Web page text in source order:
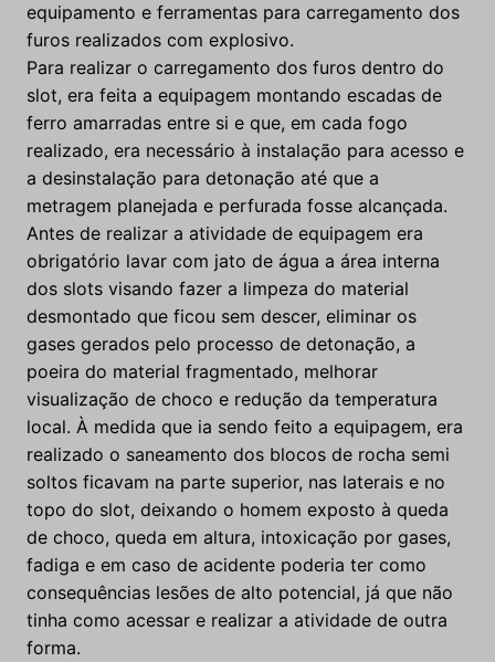
equipamento e ferramentas para carregamento dos
furos realizados com explosivo.
Para realizar o carregamento dos furos dentro do
slot, era feita a equipagem montando escadas de
ferro amarradas entre si e que, em cada fogo
realizado, era necessário à instalação para acesso e
a desinstalação para detonação até que a
metragem planejada e perfurada fosse alcançada.
Antes de realizar a atividade de equipagem era
obrigatório lavar com jato de água a área interna
dos slots visando fazer a limpeza do material
desmontado que ficou sem descer, eliminar os
gases gerados pelo processo de detonação, a
poeira do material fragmentado, melhorar
visualização de choco e redução da temperatura
local. À medida que ia sendo feito a equipagem, era
realizado o saneamento dos blocos de rocha semi
soltos ficavam na parte superior, nas laterais e no
topo do slot, deixando o homem exposto à queda
de choco, queda em altura, intoxicação por gases,
fadiga e em caso de acidente poderia ter como
consequências lesões de alto potencial, já que não
tinha como acessar e realizar a atividade de outra
forma.